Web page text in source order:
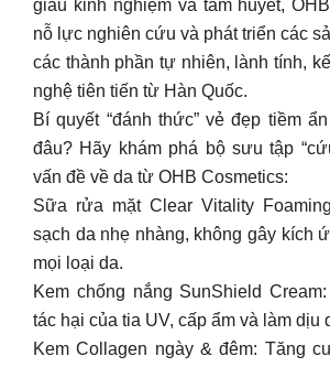
giàu kinh nghiệm và tâm huyết,
nỗ lực nghiên cứu và phát triển các
các thành phần tự nhiên, lành tính,
nghệ tiên tiến từ Hàn Quốc.
Bí quyết “đánh thức” vẻ đẹp tiềm
đâu? Hãy khám phá bộ sưu tập
vấn đề về da từ OHB Cosmetics:
Sữa rửa mặt Clear Vitality
sạch da nhẹ nhàng, không gây kích
mọi loại da.
Kem chống nắng SunShield
tác hại của tia UV, cấp ẩm và làm dịu
Kem Collagen ngày & đêm: Tăng